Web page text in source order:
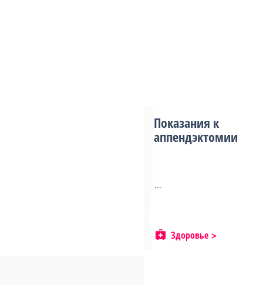
Показания к
аппендэктомии
...
Здоровье